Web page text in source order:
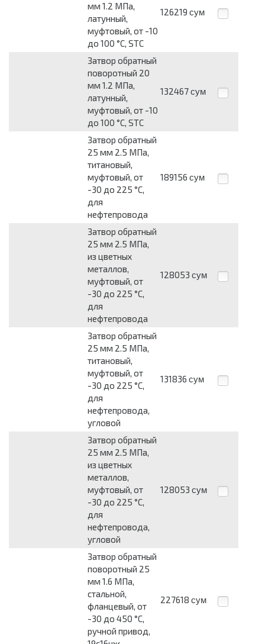
мм 1.2 МПа,
латунный,
муфтовый, от -10
до 100 °С, STC
126219 сум
Затвор обратный
поворотный 20
мм 1.2 МПа,
латунный,
муфтовый, от -10
до 100 °С, STC
132467 сум
Затвор обратный
25 мм 2.5 МПа,
титановый,
муфтовый, от
-30 до 225 °С,
для
нефтепровода
189156 сум
Затвор обратный
25 мм 2.5 МПа,
из цветных
металлов,
муфтовый, от
-30 до 225 °С,
для
нефтепровода
128053 сум
Затвор обратный
25 мм 2.5 МПа,
титановый,
муфтовый, от
-30 до 225 °С,
для
нефтепровода,
угловой
131836 сум
Затвор обратный
25 мм 2.5 МПа,
из цветных
металлов,
муфтовый, от
-30 до 225 °С,
для
нефтепровода,
угловой
128053 сум
Затвор обратный
поворотный 25
мм 1.6 МПа,
стальной,
фланцевый, от
-30 до 450 °С,
ручной привод,
227618 сум